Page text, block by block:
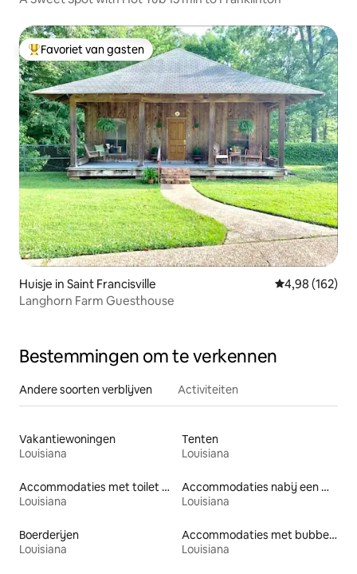
Topfavoriet van gasten
Favoriet van gasten
Huisje in Saint Francisville Gemiddelde
4,98 (162)
Langhorn Farm Guesthouse
Bestemmingen om te verkennen
Andere soorten verblijven Activiteiten
Vakantiewoningen
Louisiana
Tenten
Louisiana
Accommodaties met toilet op toegankelijke hoogte
Louisiana
Accommodaties nabij een meer
Louisiana
Boerderijen
Louisiana
Accommodaties met bubbelbad
Louisiana